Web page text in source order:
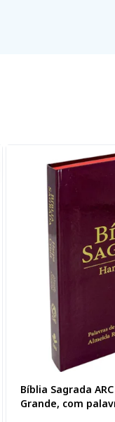
Bíblia Sagrada
Grande, com